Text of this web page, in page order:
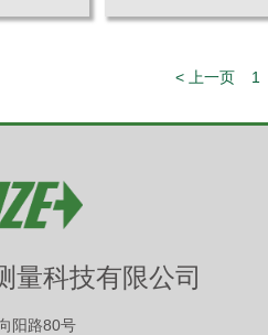
< 上一页 1
量科技有限公司
阳路80号